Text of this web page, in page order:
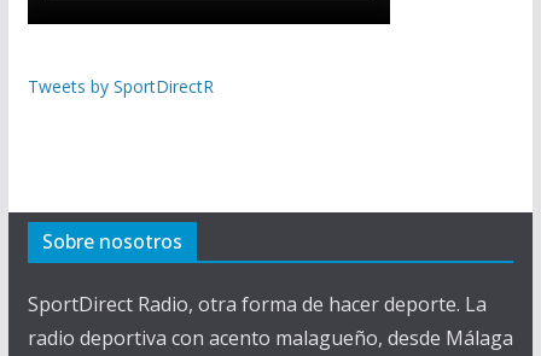
Tweets by SportDirectR
Sobre nosotros
SportDirect Radio, otra forma de hacer deporte. La
radio deportiva con acento malagueño, desde Málaga